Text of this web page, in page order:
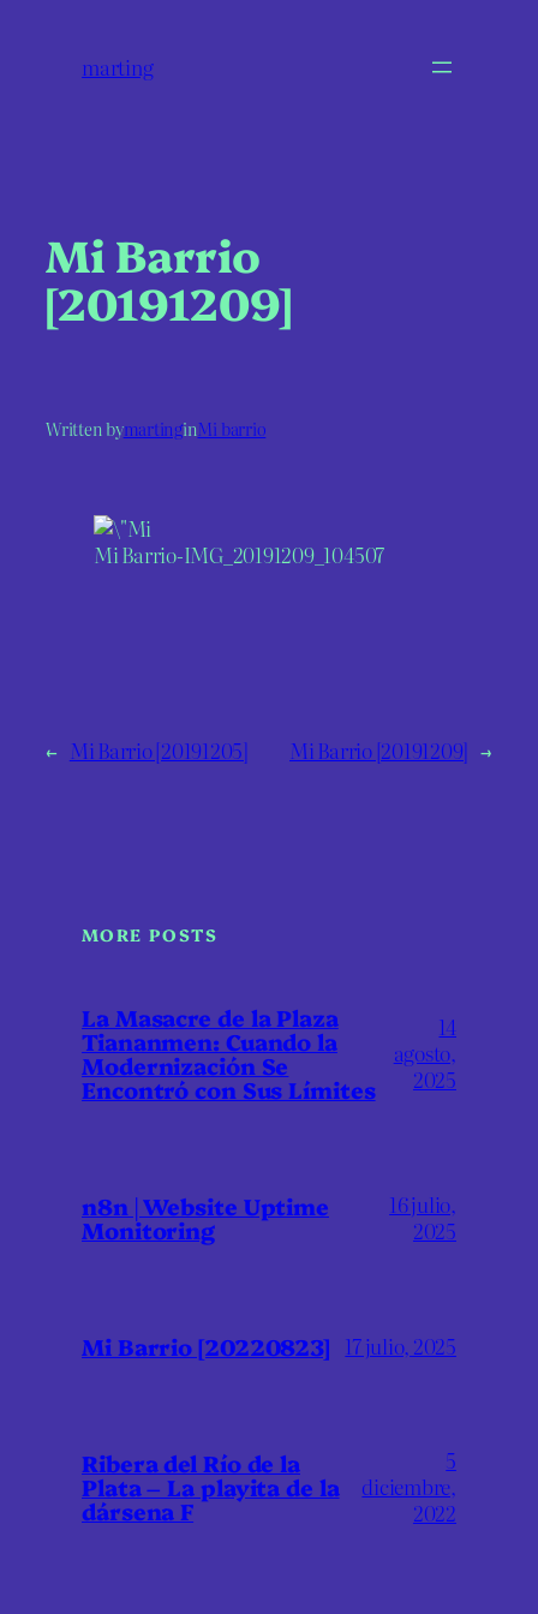
marting
Mi Barrio
[20191209]
Written bymartinginMi barrio
Mi Barrio-IMG_20191209_104507
← Mi Barrio [20191205] Mi Barrio [20191209] →
MORE POSTS
La Masacre de la Plaza
Tiananmen: Cuando la
Modernización Se
Encontró con Sus Límites
14
agosto,
2025
n8n | Website Uptime
Monitoring
16 julio,
2025
Mi Barrio [20220823] 17 julio, 2025
Ribera del Río de la
Plata – La playita de la
dársena F
5
diciembre,
2022